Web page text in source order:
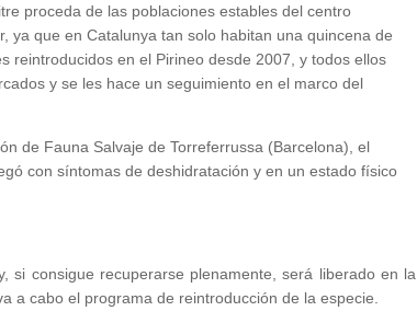
proceda de las poblaciones estables del centro
ya que en Catalunya tan solo habitan una quincena de
reintroducidos en el Pirineo desde 2007, y todos ellos
y se les hace un seguimiento en el marco del
de Fauna Salvaje de Torreferrussa (Barcelona), el
con síntomas de deshidratación y en un estado físico
si consigue recuperarse plenamente, será liberado en la
a cabo el programa de reintroducción de la especie.